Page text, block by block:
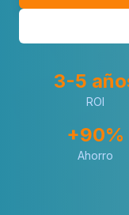
3-5
ROI
+90%
Ahorro